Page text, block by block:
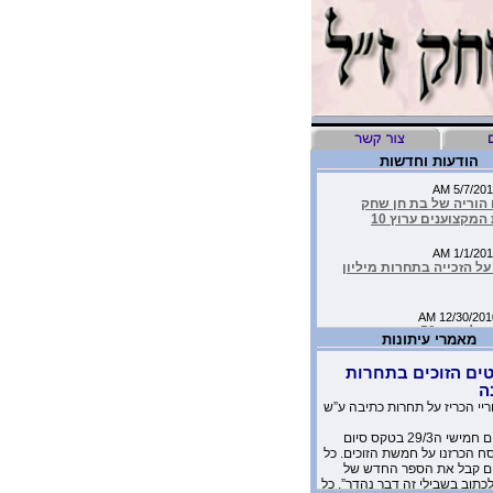
הודעות וחדשות
הוריה של בת חן שחק
ערוץ 10
הזכייה בתחרות מיליון
העמותה שלנו בין 50 הזוכות בתחרות
כתבה על הסרטון של
שלנו בטור שלה בעיתון
שקבלנו מילדים
יומניה של בת-חן
מאמרי עיתונות
הזוכים בתחרות
הכריז על תחרות כתיבה ע”ש
אתמול יום חמישי ה29/3 בטקס סיום
הכרזנו על חמשת הזוכים. כל
קבל את הספר החדש של
בשבילי זה דבר נהדר”. כל